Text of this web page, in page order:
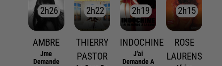
2h26
2h26
AMBRE
Jme
Demande
2h22
2h22
THIERRY
PASTOR
2h19
2h19
INDOCHINE
J'ai
Demande A
2h15
2h15
ROSE
LAURENS